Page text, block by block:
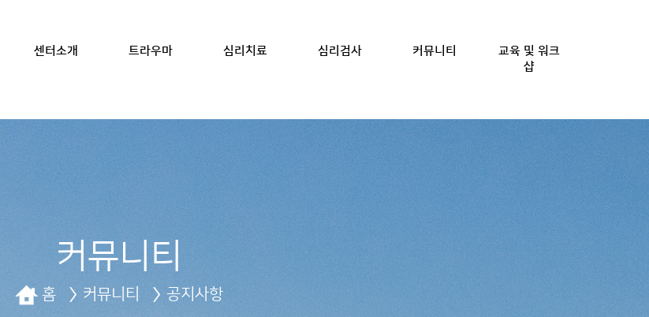
센터소개 트라우마 심리치료 심리검사 커뮤니티
교육 및 워크
샵
커뮤니티
홈 커뮤니티 공지사항